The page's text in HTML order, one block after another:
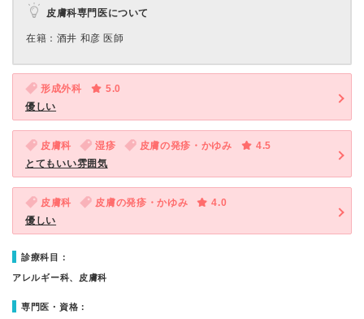
皮膚科専門医について
在籍：酒井 和彦 医師
形成外科
5.0
優しい
皮膚科 湿疹 皮膚の発疹・かゆみ
4.5
とてもいい雰囲気
皮膚科 皮膚の発疹・かゆみ
4.0
優しい
診療科目：
アレルギー科、皮膚科
専門医・資格：